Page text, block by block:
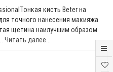
кисть Beter на
точного нанесения макияжа.
щетина наилучшим образом
Читать далее...